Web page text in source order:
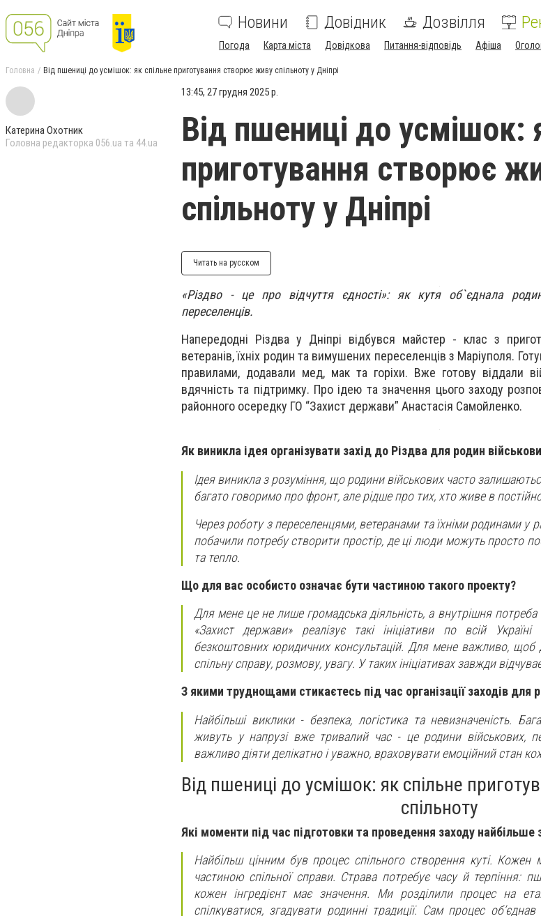
Новини Довідник Дозвілля
Погода Карта міста Довідкова Питання-відповідь Афіша
Головна Від пшениці до усмішок: як спільне приготування створює живу спільноту у Дніпрі
Катерина Охотник
Головна редакторка 056.ua та 44.ua
13:45, 27 грудня 2025 р.
Від пшениці до усмішок:
приготування створює
спільноту у Дніпрі
Читать на русском
«Різдво - це про відчуття єдності»: як кутя об`єднала
переселенців.
Напередодні Різдва у Дніпрі відбувся майстер - клас з
ветеранів, їхніх родин та вимушених переселенців з Маріуполя.
правилами, додавали мед, мак та горіхи. Вже готову віддали
вдячність та підтримку. Про ідею та значення цього заходу
районного осередку ГО “Захист держави” Анастасія Самойленко.
Як виникла ідея організувати захід до Різдва для родин
Ідея виникла з розуміння, що родини військових часто
багато говоримо про фронт, але рідше про тих, хто живе в
Через роботу з переселенцями, ветеранами та їхніми родинами у
побачили потребу створити простір, де ці люди можуть просто
та тепло.
Що для вас особисто означає бути частиною такого проекту?
Для мене це не лише громадська діяльність, а внутрішня
«Захист держави» реалізує такі ініціативи по всій
безкоштовних юридичних консультацій. Для мене важливо,
спільну справу, розмову, увагу. У таких ініціативах завжди
З якими труднощами стикаєтесь під час організації заходів для
Найбільші виклики - безпека, логістика та невизначеність.
живуть у напрузі вже тривалий час - це родини військових,
важливо діяти делікатно і уважно, враховувати емоційний стан
Від пшениці до усмішок: як спільне
спільноту
Які моменти під час підготовки та проведення заходу найбільше
Найбільш цінним був процес спільного створення куті. Кожен
частиною спільної справи. Страва потребує часу й терпіння:
кожен інгредієнт має значення. Ми розділили процес на
спілкуватися, згадувати родинні традиції. Сам процес